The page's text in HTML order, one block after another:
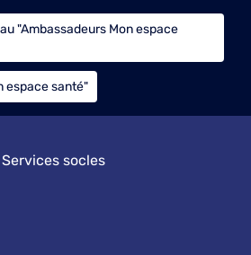
"Ambassadeurs Mon espace
espace santé"
Services socles